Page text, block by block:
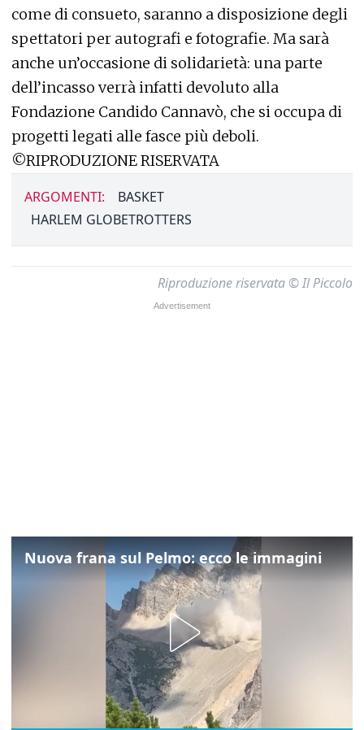
come di consueto, saranno a disposizione degli
spettatori per autografi e fotografie. Ma sarà
anche un’occasione di solidarietà: una parte
dell’incasso verrà infatti devoluto alla
Fondazione Candido Cannavò, che si occupa di
progetti legati alle fasce più deboli.
©RIPRODUZIONE RISERVATA
ARGOMENTI:
BASKET
HARLEM GLOBETROTTERS
Riproduzione riservata © Il Piccolo
Nuova frana sul Pelmo: ecco le immagini